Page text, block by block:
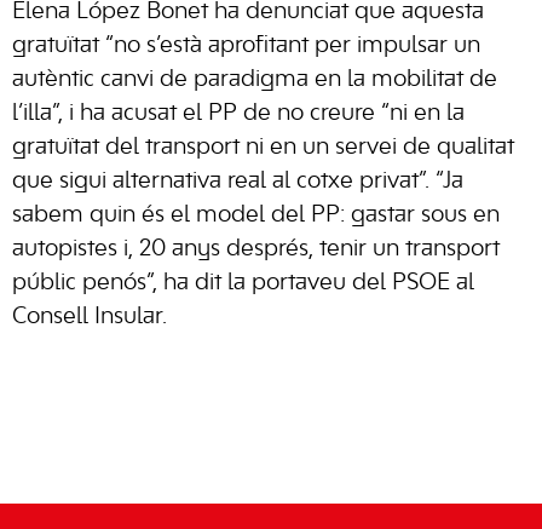
Elena López Bonet ha denunciat que aquesta
gratuïtat “no s’està aprofitant per impulsar un
autèntic canvi de paradigma en la mobilitat de
l’illa”, i ha acusat el PP de no creure “ni en la
gratuïtat del transport ni en un servei de qualitat
que sigui alternativa real al cotxe privat”. “Ja
sabem quin és el model del PP: gastar sous en
autopistes i, 20 anys després, tenir un transport
públic penós”, ha dit la portaveu del PSOE al
Consell Insular.